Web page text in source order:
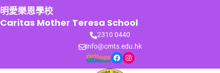
跳
至
主
明愛樂恩學校
Caritas Mother Teresa School
2310 0440
info@cmts.edu.hk
Facebook Instagram